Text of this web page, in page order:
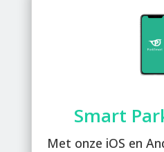
Smart
Met onze iOS en